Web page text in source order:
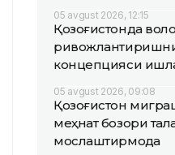
05 avgust 2026, 12:15
Қозоғистонда
концепцияси
05 avgust 2026, 09:08
Қозоғистон
меҳнат бозори
мослаштирмоқда